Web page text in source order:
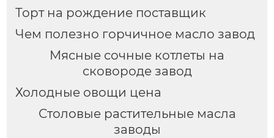
Торт на рождение поставщик
Чем полезно горчичное масло завод
Мясные сочные котлеты на
сковороде завод
Холодные овощи цена
Столовые растительные масла
заводы